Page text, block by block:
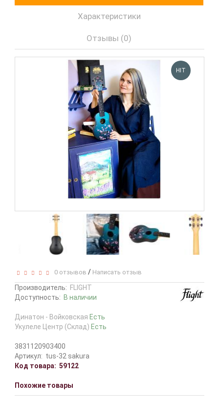
Характеристики
Отзывы (0)
HIT
0 отзывов / Написать отзыв
Производитель: FLIGHT
Доступность: В наличии
Динатон - Войковская Есть
Укулеле Центр (Склад) Есть
3831120903400
Артикул: tus-32 sakura
Код товара: 59122
Похожие товары